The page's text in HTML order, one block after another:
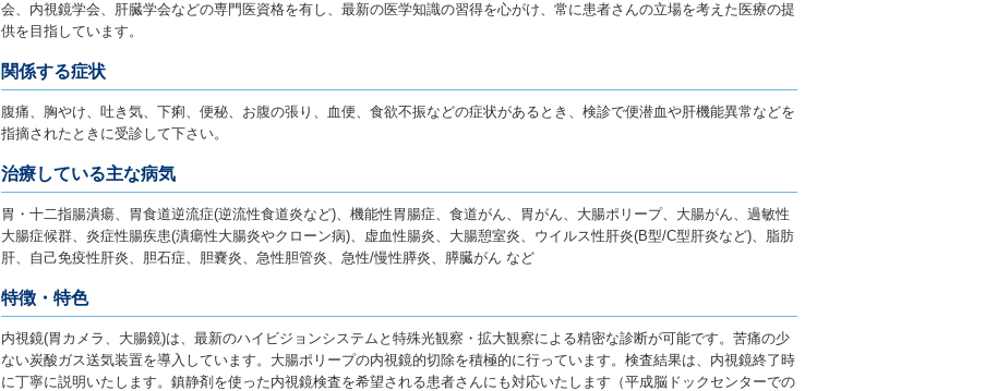
会、内視鏡学会、肝臓学会などの専門医資格を有し、最新の医学知識の習得を心がけ、常に患者さんの立場を考えた医療の提
供を目指しています。
関係する症状
腹痛、胸やけ、吐き気、下痢、便秘、お腹の張り、血便、食欲不振などの症状があるとき、検診で便潜血や肝機能異常などを
指摘されたときに受診して下さい。
治療している主な病気
胃・十二指腸潰瘍、胃食道逆流症(逆流性食道炎など)、機能性胃腸症、食道がん、胃がん、大腸ポリープ、大腸がん、過敏性
大腸症候群、炎症性腸疾患(潰瘍性大腸炎やクローン病)、虚血性腸炎、大腸憩室炎、ウイルス性肝炎(B型/C型肝炎など)、脂肪
肝、自己免疫性肝炎、胆石症、胆嚢炎、急性胆管炎、急性/慢性膵炎、膵臓がん など
特徴・特色
内視鏡(胃カメラ、大腸鏡)は、最新のハイビジョンシステムと特殊光観察・拡大観察による精密な診断が可能です。苦痛の少
ない炭酸ガス送気装置を導入しています。大腸ポリープの内視鏡的切除を積極的に行っています。検査結果は、内視鏡終了時
に丁寧に説明いたします。鎮静剤を使った内視鏡検査を希望される患者さんにも対応いたします（平成脳ドックセンターでの